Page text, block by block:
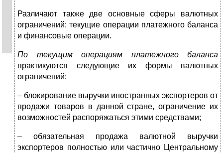
Различают также две основные сферы валютных
ограничений: текущие операции платежного баланса
и финансовые операции.
По текущим операциям платежного баланса
практикуются следующие их формы валютных
ограничений:
– блокирование выручки иностранных экспортеров от
продажи товаров в данной стране, ограничение их
возможностей распоряжаться этими средствами;
– обязательная продажа валютной выручки
экспортеров полностью или частично Центральному